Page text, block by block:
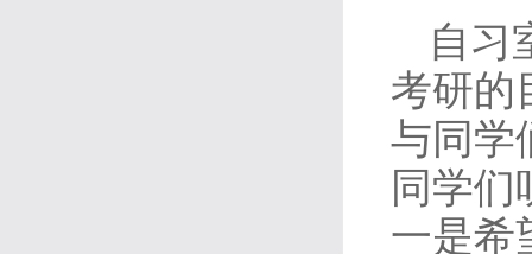
自习
考研的
与同学
同学们
一是希